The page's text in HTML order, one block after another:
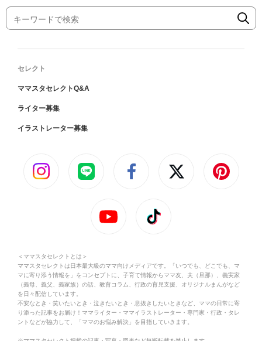
セレクト
ママスタセレクトQ&A
ライター募集
イラストレーター募集
＜ママスタセレクトとは＞
ママスタセレクトは日本最大級のママ向けメディアです。「いつでも、どこでも、マ
マに寄り添う情報を」をコンセプトに、子育て情報からママ友、夫（旦那）、義実家
（義母、義父、義家族）の話、教育コラム、行政の育児支援、オリジナルまんがなど
を日々配信しています。
不安なとき・笑いたいとき・泣きたいとき・息抜きしたいときなど、ママの日常に寄
り添った記事をお届け！ママライター・ママイラストレーター・専門家・行政・タレ
ントなどが協力して、「ママのお悩み解決」を目指していきます。